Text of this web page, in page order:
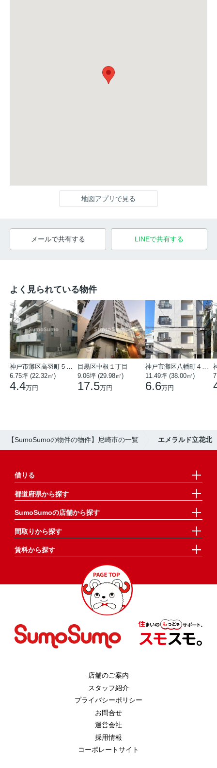
地図アプリで見る
メールで共有する LINEで共有する
よく見られている物件
6.75坪 (22.32㎡)
4.4万円
目黒区中根１丁目
9.06坪 (29.98㎡)
17.5万円
11.49坪 (38.00㎡)
6.6万円
【SumoSumoの物件の物件】尼崎市の一覧 エメラルド立花北
借りる
都道府県から探す
SumoSumoの店舗から探す
間取りから探す
賃料から探す
店舗のご案内
スタッフ紹介
プライバシーポリシー
お問合せ
運営会社
採用情報
コーポレートサイト